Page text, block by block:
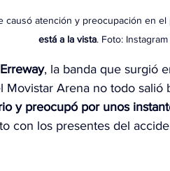
causó atención y preocupación en
está a la vista. Foto:
Erreway, la banda que surgió
Movistar Arena no todo salió
y preocupó por unos
con los presentes del